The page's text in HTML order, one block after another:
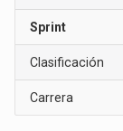
Sprint
Clasificación
Carrera